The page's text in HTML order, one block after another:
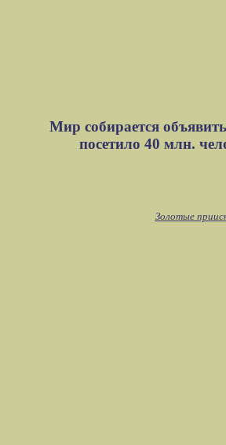
Мир собирается
посетило 40 млн.
Золотые